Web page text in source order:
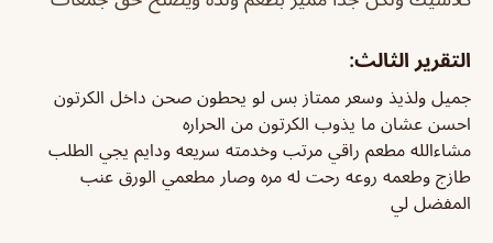
التقرير الثالث:
جميل ولذيذ وسعر ممتاز بس لو يحطون صحن داخل الكرتون
احسن عشان ما يذوب الكرتون من الحراره
مشاءالله مطعم راقي مرتب وخدمته سريعه ودايم يجي الطلب
طازج وطعمه روعه رحت له مره وصار مطعمي الورق عنب
المفضل لي